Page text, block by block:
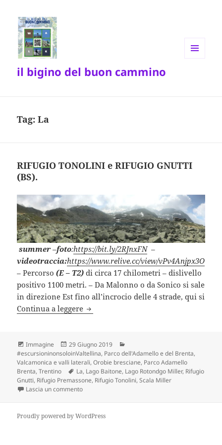
il bigino del buon cammino
Tag:La
RIFUGIO TONOLINI e RIFUGIO GNUTTI
(BS).
summer –foto:https://bit.ly/2RJnxFN –
videotraccia:https://www.relive.cc/view/vPv4Anjpx3O
–Percorso(E – T2) di circa 17 chilometri – dislivello
positivo 1100 metri. – Da Malonno o da Sonico si sale
in direzione Est fino all’incrocio delle 4 strade, qui si
Continua a leggere RIFUGIO TONOLINI e RIFUGIO
Formato
Immagine
Scritto
il
29 Giugno 2019
#escursioninonsoloinValtellina, Parco dell'Adamello e del Brenta,
Valcamonica e valli laterali, Orobie bresciane, Parco Adamello
Brenta, Trentino
Tag
La, Lago Baitone, Lago Rotondgo Miller, Rifugio
Gnutti, Rifugio Premassone, Rifugio Tonolini,Scala Miller
Lascia un commentosu RIFUGIO TONOLINI e RIFUGIO GNUTTI (BS).
Proudly powered by WordPress